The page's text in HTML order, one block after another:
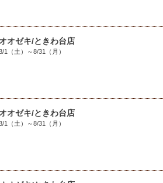
オゼキ/ときわ台店
1（土）～8/31（月）
オゼキ/ときわ台店
1（土）～8/31（月）